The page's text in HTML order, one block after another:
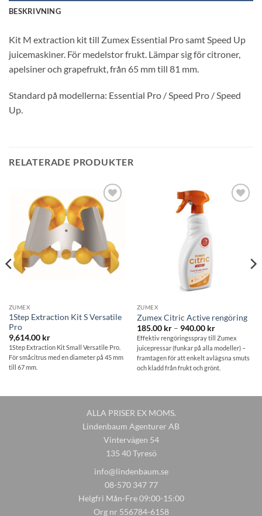
BESKRIVNING
Kit M extraction kit till Zumex Essential Pro samt Speed Up
juicemaskiner. För medelstor frukt. Lämpar sig för citroner,
apelsiner och grapefrukt, från 65 mm till 81 mm.
Standard på modellerna: Essential Pro / Speed Pro / Speed
Up.
RELATERADE PRODUKTER
Lägg till i
önskelistan
ZUMEX
1Step Extraction Kit S Versatile
Pro
9,614.00 kr
1Step Extraction Kit Small Versatile Pro.
För småcitrus med en diameter på 45 mm
till 67 mm.
ZUMEX
Zumex Citric Active rengöring
185.00 kr – 940.00 krPrisintervall:
185.00 kr
till
940.00 kr
Effektiv rengöringsspray till Zumex
juicepressar (funkar på alla modeller) –
framtagen för att enkelt avlägsna smuts
och kladd från frukt och grönt.
ALLA PRISER EX MOMS.
Lindenbaum Agenturer AB
Vintervägen 54
135 40 Tyresö
info@lindenbaum.se
08-570 347 77
Helgfri Mån-Fre 09:00-15:00
Org nr 556784-6158